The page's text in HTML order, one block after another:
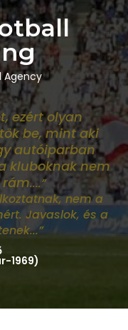
Agency
ezért olyan
be, mint aki
autóiparban
kluboknak nem
rám....”
nem a
Javaslok, és a
1969)